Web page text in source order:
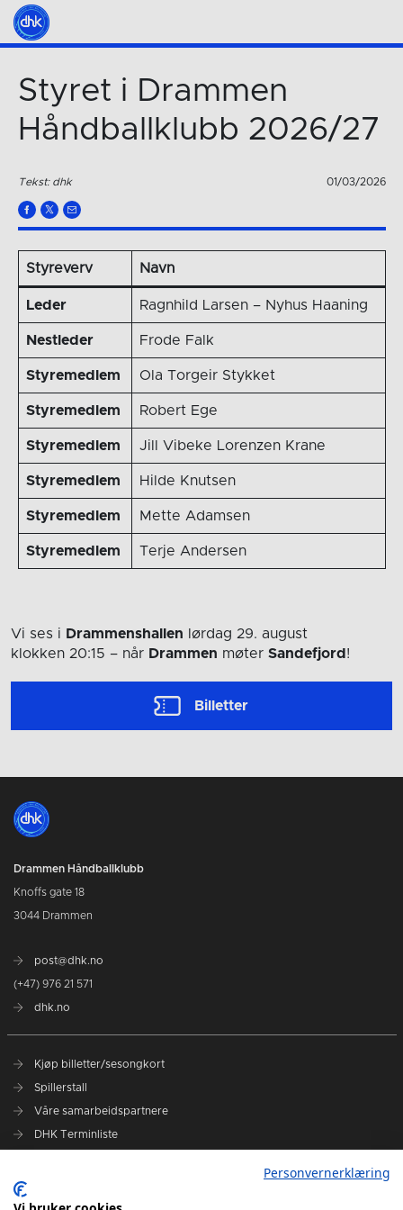
Styret i Drammen
Håndballklubb 2026/27
Tekst: dhk 01/03/2026
Styreverv Navn
Leder Ragnhild Larsen – Nyhus Haaning
Nestleder Frode Falk
Styremedlem Ola Torgeir Stykket
Styremedlem Robert Ege
Styremedlem Jill Vibeke Lorenzen Krane
Styremedlem Hilde Knutsen
Styremedlem Mette Adamsen
Styremedlem Terje Andersen
Vi ses i Drammenshallen lørdag 29. august
klokken 20:15 – når Drammen møter Sandefjord !
Billetter
Drammen Håndballklubb
Knoffs gate 18
3044 Drammen
post@dhk.no
(+47) 976 21 571
dhk.no
Kjøp billetter/sesongkort
Spillerstall
Våre samarbeidspartnere
DHK Terminliste
DHK på Instagram
Personvernerklæring